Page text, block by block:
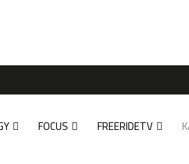
FOCUS FREERIDETV